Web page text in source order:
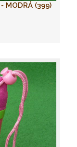
MODRÁ (399)